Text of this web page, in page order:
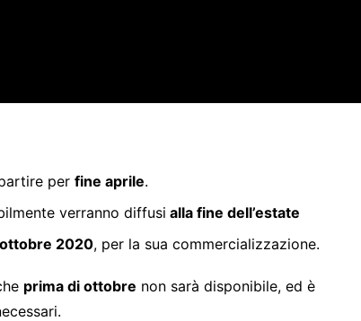
per fine aprile.
verranno diffusi alla fine dell’estate
ottobre 2020, per la sua commercializzazione.
prima di ottobre non sarà disponibile, ed è